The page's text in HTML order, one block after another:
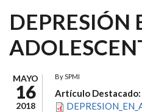
DEPRESIÓN
MAYO
16
2018
BySPMI
Artículo Destacado: